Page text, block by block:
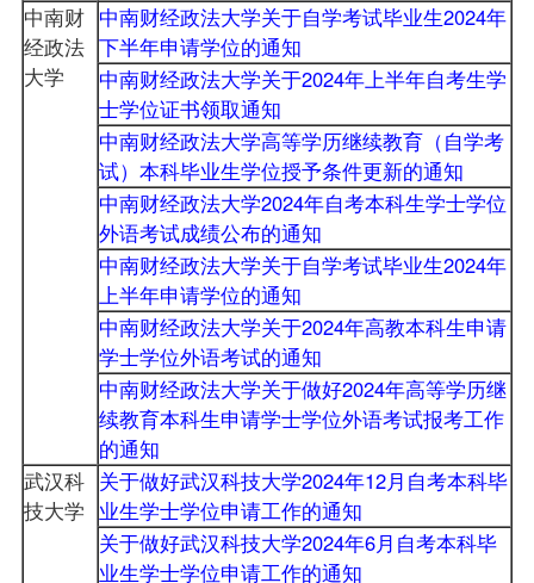
中南财
经政法
大学
中南财经政法大学关于自学考试毕业生2024年
下半年申请学位的通知
中南财经政法大学关于2024年上半年自考生学
士学位证书领取通知
中南财经政法大学高等学历继续教育（自学考
试）本科毕业生学位授予条件更新的通知
中南财经政法大学2024年自考本科生学士学位
外语考试成绩公布的通知
中南财经政法大学关于自学考试毕业生2024年
上半年申请学位的通知
中南财经政法大学关于2024年高教本科生申请
学士学位外语考试的通知
中南财经政法大学关于做好2024年高等学历继
续教育本科生申请学士学位外语考试报考工作
的通知
武汉科
技大学
关于做好武汉科技大学2024年12月自考本科毕
业生学士学位申请工作的通知
关于做好武汉科技大学2024年6月自考本科毕
业生学士学位申请工作的通知